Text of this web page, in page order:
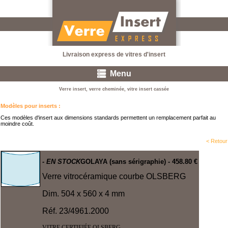
Livraison express de vitres d'insert
Menu
Verre insert, verre cheminée, vitre insert cassée
Modèles pour inserts :
Ces modèles d'insert aux dimensions standards permettent un remplacement parfait au
moindre coût.
< Retour
GOLAYA (sans sérigraphie)
- EN STOCK - 458.80 €
Verre vitrocéramique courbe OLSBERG
Dim. 504 x 560 x 4 mm
Réf. 23/4961.2000